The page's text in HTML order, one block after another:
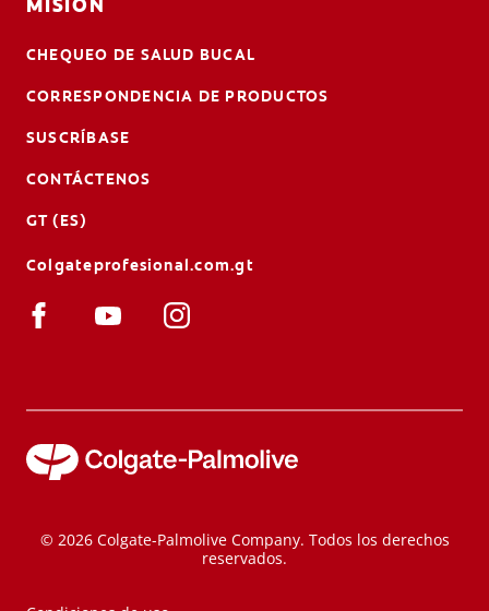
MISIÓN
CHEQUEO DE SALUD BUCAL
CORRESPONDENCIA DE PRODUCTOS
SUSCRÍBASE
CONTÁCTENOS
GT (ES)
Colgateprofesional.com.gt
© 2026 Colgate-Palmolive Company. Todos los derechos
reservados.